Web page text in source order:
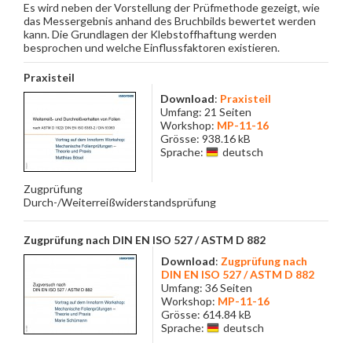
Es wird neben der Vorstellung der Prüfmethode gezeigt, wie
das Messergebnis anhand des Bruchbilds bewertet werden
kann. Die Grundlagen der Klebstoffhaftung werden
besprochen und welche Einflussfaktoren existieren.
Praxisteil
Download: Praxisteil
Umfang: 21 Seiten
Workshop: MP-11-16
Grösse: 938.16 kB
Sprache:
deutsch
Zugprüfung
Durch-/Weiterreißwiderstandsprüfung
Zugprüfung nach DIN EN ISO 527 / ASTM D 882
Download: Zugprüfung nach
DIN EN ISO 527 / ASTM D 882
Umfang: 36 Seiten
Workshop: MP-11-16
Grösse: 614.84 kB
Sprache:
deutsch